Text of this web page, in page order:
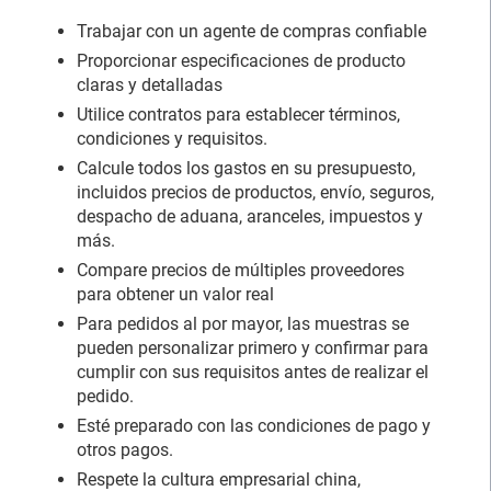
Trabajar con un agente de compras confiable
Proporcionar especificaciones de producto
claras y detalladas
Utilice contratos para establecer términos,
condiciones y requisitos.
Calcule todos los gastos en su presupuesto,
incluidos precios de productos, envío, seguros,
despacho de aduana, aranceles, impuestos y
más.
Compare precios de múltiples proveedores
para obtener un valor real
Para pedidos al por mayor, las muestras se
pueden personalizar primero y confirmar para
cumplir con sus requisitos antes de realizar el
pedido.
Esté preparado con las condiciones de pago y
otros pagos.
Respete la cultura empresarial china,